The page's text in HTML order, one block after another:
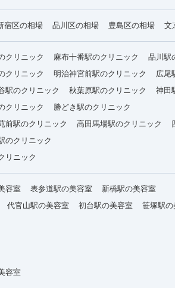
宿区の相場 品川区の相場 豊島区の相場 文
クリニック 麻布十番駅のクリニック 品川駅
クリニック 明治神宮前駅のクリニック 広尾
駅のクリニック 秋葉原駅のクリニック
神田
クリニック
勝どき駅のクリニック
前駅のクリニック 高田馬場駅のクリニック
のクリニック
リニック
容室 表参道駅の美容室
新橋駅の美容室
代官山駅の美容室 初台駅の美容室
笹塚駅の
容室